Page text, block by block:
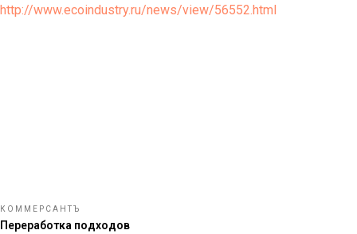
http://www.ecoindustry.ru/news/view/56552.html
КОММЕРСАНТЪ
Переработка подходов